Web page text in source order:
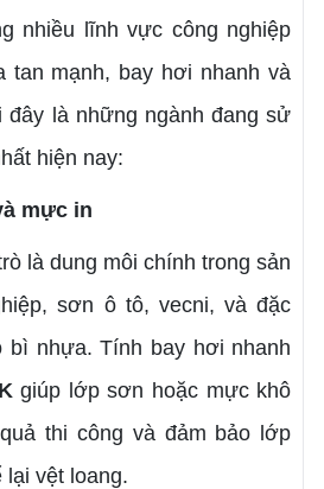
nhiều lĩnh vực công nghiệp
tan mạnh, bay hơi nhanh và
đây là những ngành đang sử
hiện nay:
mực in
là dung môi chính trong sản
sơn ô tô, vecni, và đặc
bì nhựa. Tính bay hơi nhanh
giúp lớp sơn hoặc mực khô
thi công và đảm bảo lớp
lại vệt loang.